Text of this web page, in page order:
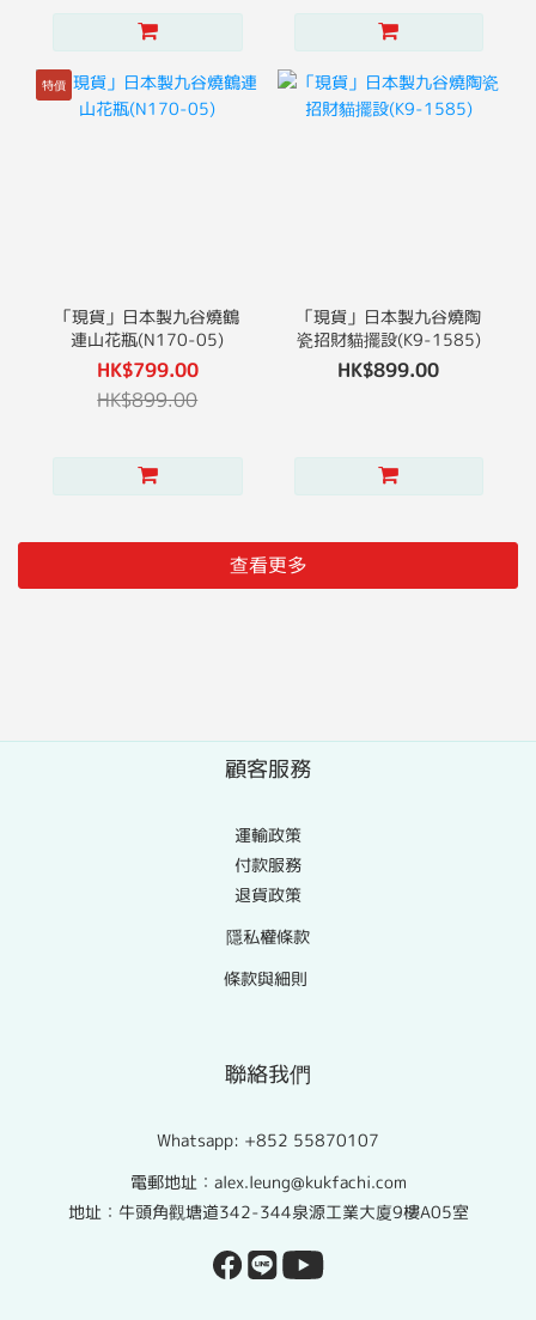
特價
「現貨」日本製九谷燒鶴
連山花瓶(N170-05)
HK$799.00
HK$899.00
「現貨」日本製九谷燒陶
瓷招財貓擺設(K9-1585)
HK$899.00
查看更多
顧客服務
運輸政策
付款服務
退貨政策
隱私權條款
條款與細則
聯絡我們
Whatsapp: +852 55870107
電郵地址：alex.leung@kukfachi.com
地址：牛頭角觀塘道342-344泉源工業大廈9樓A05室